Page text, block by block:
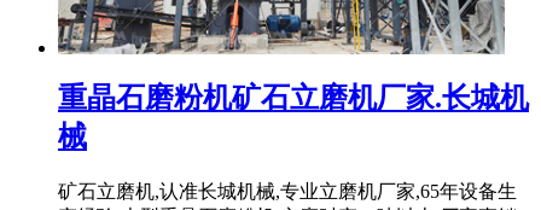
重晶石磨粉机矿石立磨机厂家.长城机
械
矿石立磨机,认准长城机械,专业立磨机厂家,65年设备生